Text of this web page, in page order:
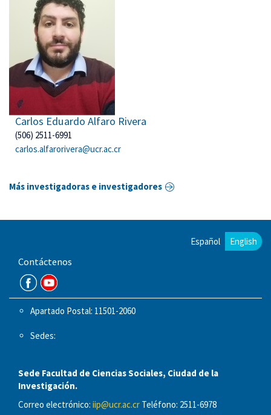
Carlos Eduardo Alfaro Rivera
(506) 2511-6991
carlos.alfarorivera@ucr.ac.cr
Más investigadoras e investigadores
Español English
Contáctenos
Apartado Postal: 11501-2060
Sedes:
Sede Facultad de Ciencias Sociales, Ciudad de la
Investigación.
Correo electrónico: iip@ucr.ac.cr Teléfono: 2511-6978